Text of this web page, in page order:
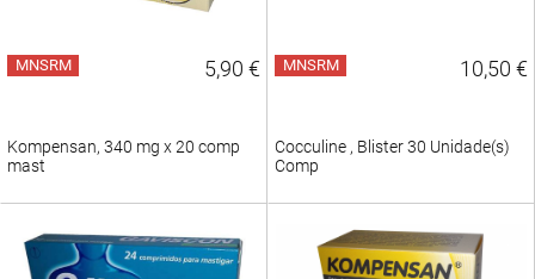
MNSRM 5,90 €
Kompensan, 340 mg x 20 comp
mast
MNSRM 10,50 €
Cocculine , Blister 30 Unidade(s)
Comp